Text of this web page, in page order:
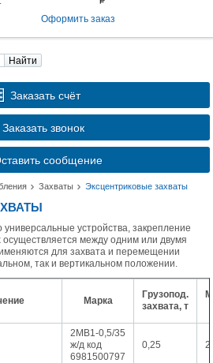
Оформить заказ
Найти
Заказать счёт
Заказать звонок
сообщение
Захваты Эксцентриковые захваты
устройства, закрепление
осуществляется между одним или двумя
для захвата и перемещении
так и вертикальном положении.
Марка
Грузопод.
захвата, т
2МВ1-0,5/35
ж/д код
6981500797
0,25